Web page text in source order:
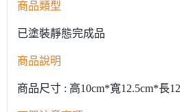
商品類型
已塗裝靜態完成品
商品說明
商品尺寸 : 高10cm*寬12.5cm*長